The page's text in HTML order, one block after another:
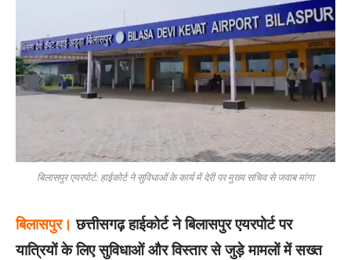
बिलासपुर एयरपोर्ट: हाईकोर्ट ने सुविधाओं के कार्य में देरी पर मुख्य सचिव से जवाब मांगा
बिलासपुर।छत्तीसगढ़ हाईकोर्ट ने बिलासपुर एयरपोर्ट पर
यात्रियों के लिए सुविधाओं और विस्तार से जुड़े मामलों में सख्त